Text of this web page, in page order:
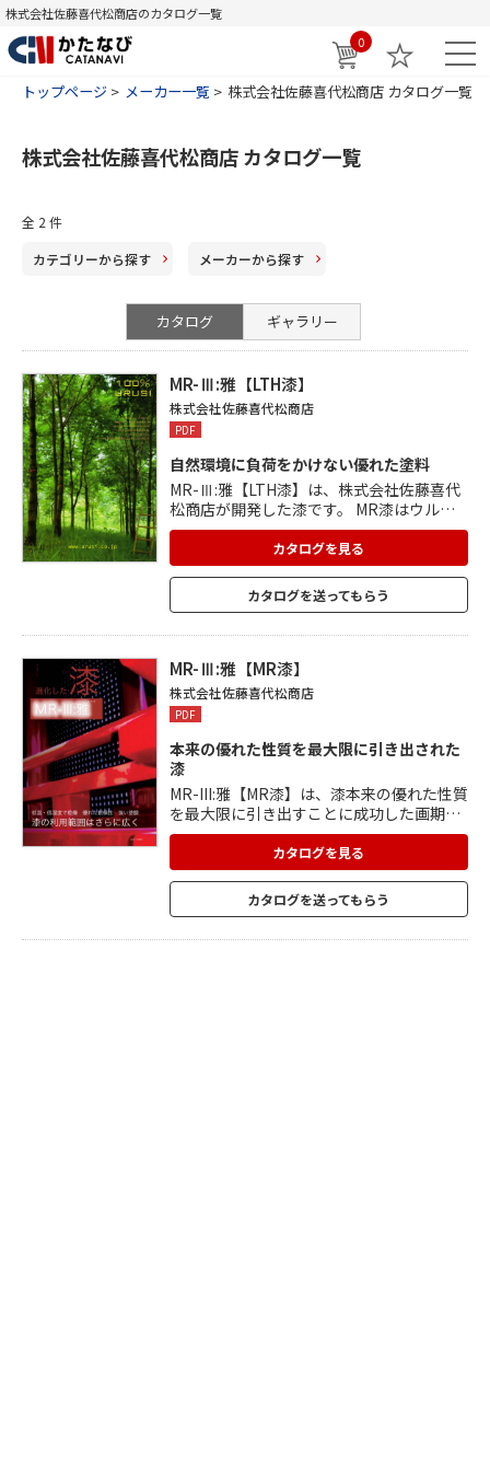
株式会社佐藤喜代松商店のカタログ一覧
0
トップページ メーカー一覧 株式会社佐藤喜代松商店 カタログ一覧
株式会社佐藤喜代松商店 カタログ一覧
全 2 件
カテゴリーから探す メーカーから探す
カタログ ギャラリー
MR-Ⅲ:雅【LTH漆】
株式会社佐藤喜代松商店
PDF
自然環境に負荷をかけない優れた塗料
MR-Ⅲ:雅【LTH漆】は、株式会社佐藤喜代
松商店が開発した漆です。 MR漆はウルシ
ノキの樹液100%新精製方法により、漆が
本来 有する優れた性質を最大限に引き出す
ことに成功しました。 耐候性に優れ、常温
常湿度でも効果するなどの特徴がありま
す。 漆塗りをした無垢のフローリング材や
で、 塗り足しも簡単です。現場塗装も可能
です。
カタログを見る
カタログを送ってもらう
MR-Ⅲ:雅【MR漆】
株式会社佐藤喜代松商店
PDF
本来の優れた性質を最大限に引き出された
漆
MR-III:雅【MR漆】は、漆本来の優れた性質
を最大限に引き出すことに成功した画期的
な漆です。 従来の精製法では、熱を加える
過程で漆液中の酵素をある程度失活せざる
を得ませんでしたが、MR漆は熱を加えず、
酵素を失活させないように開発し、その結
果、優れた性能を有しました。 様々な実験
カタログを見る
カタログを送ってもらう